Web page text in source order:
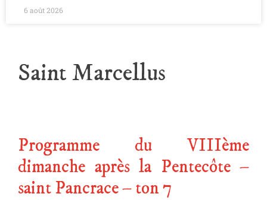
6 août 2026
Saint Marcellus
Programme du VIIIème
dimanche après la Pentecôte –
saint Pancrace – ton 7